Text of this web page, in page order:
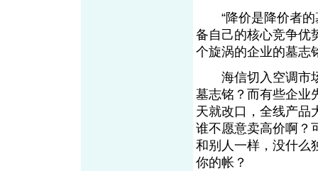
“降价是降价者的
备自己的核心竞争优
个旋涡的企业的墓志
海信切入空调市场
墓志铭？而有些企业
天就改口，全线产品
谁不愿意卖高价啊？
和别人一样，没什么
你的帐？